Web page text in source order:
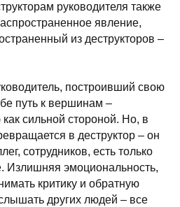
руководителя также
явление,
из деструкторов –
построивший свою
путь к вершинам –
как сильной стороной. Но, в
в деструктор – он
сотрудников, есть только
Излишняя эмоциональность,
критику и обратную
других людей – все